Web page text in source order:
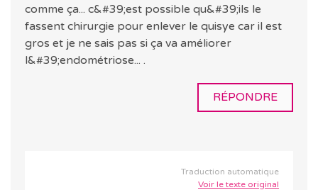
comme ça... c&#39;est possible qu&#39;ils le
fassent chirurgie pour enlever le quisye car il est
gros et je ne sais pas si ça va améliorer
l&#39;endométriose... .
RÉPONDRE
Traduction automatique
Voir le texte original